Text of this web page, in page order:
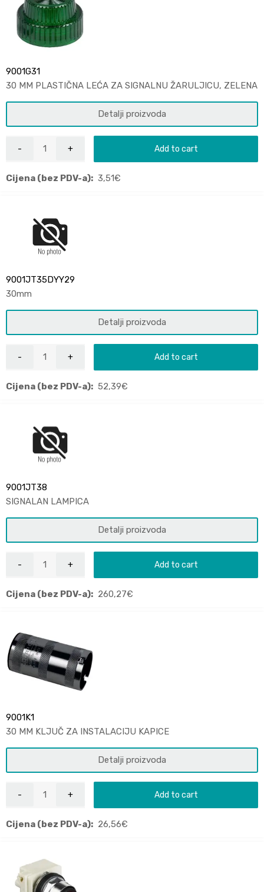
9001G31
30 MM PLASTIČNA LEĆA ZA SIGNALNU ŽARULJICU, ZELENA
Detalji proizvoda
Add to cart
Cijena (bez PDV-a): 3,51€
9001JT35DYY29
30mm
Detalji proizvoda
Add to cart
Cijena (bez PDV-a): 52,39€
9001JT38
SIGNALAN LAMPICA
Detalji proizvoda
Add to cart
Cijena (bez PDV-a): 260,27€
9001K1
30 MM KLJUČ ZA INSTALACIJU KAPICE
Detalji proizvoda
Add to cart
Cijena (bez PDV-a): 26,56€